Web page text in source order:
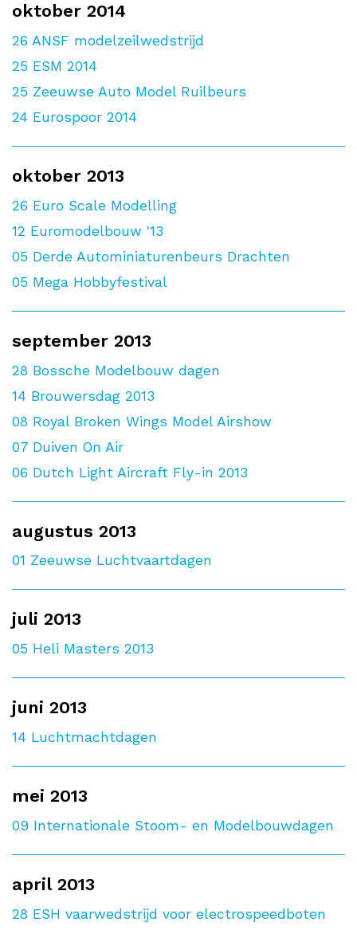
oktober 2014
26 ANSF modelzeilwedstrijd
25 ESM 2014
25 Zeeuwse Auto Model Ruilbeurs
24 Eurospoor 2014
oktober 2013
26 Euro Scale Modelling
12 Euromodelbouw '13
05 Derde Autominiaturenbeurs Drachten
05 Mega Hobbyfestival
september 2013
28 Bossche Modelbouw dagen
14 Brouwersdag 2013
08 Royal Broken Wings Model Airshow
07 Duiven On Air
06 Dutch Light Aircraft Fly-in 2013
augustus 2013
01 Zeeuwse Luchtvaartdagen
juli 2013
05 Heli Masters 2013
juni 2013
14 Luchtmachtdagen
mei 2013
09 Internationale Stoom- en Modelbouwdagen
april 2013
28 ESH vaarwedstrijd voor electrospeedboten